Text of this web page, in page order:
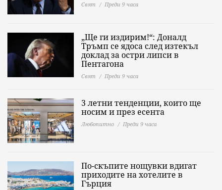
Свят Преди 9 часа
„Ще ги издирим!“: Доналд
Тръмп се ядоса след изтекъл
доклад за остри липси в
Пентагона
Свят Преди 9 часа
3 летни тенденции, които ще
носим и през есента
Любопитно Преди 9 часа
По-скъпите нощувки вдигат
приходите на хотелите в
Гърция